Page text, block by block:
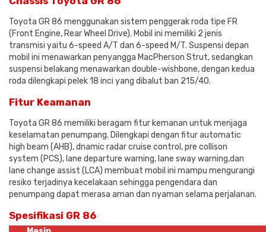
Toyota GR 86 menggunakan sistem penggerak roda tipe FR
(Front Engine, Rear Wheel Drive). Mobil ini memiliki 2 jenis
transmisi yaitu 6-speed A/T dan 6-speed M/T. Suspensi depan
mobil ini menawarkan penyangga MacPherson Strut, sedangkan
suspensi belakang menawarkan double-wishbone, dengan kedua
roda dilengkapi pelek 18 inci yang dibalut ban 215/40.
Fitur Keamanan
Toyota GR 86 memiliki beragam fitur kemanan untuk menjaga
keselamatan penumpang. Dilengkapi dengan fitur automatic
high beam (AHB), dnamic radar cruise control, pre collison
system (PCS), lane departure warning, lane sway warning,dan
lane change assist (LCA) membuat mobil ini mampu mengurangi
resiko terjadinya kecelakaan sehingga pengendara dan
penumpang dapat merasa aman dan nyaman selama perjalanan.
Spesifikasi GR 86